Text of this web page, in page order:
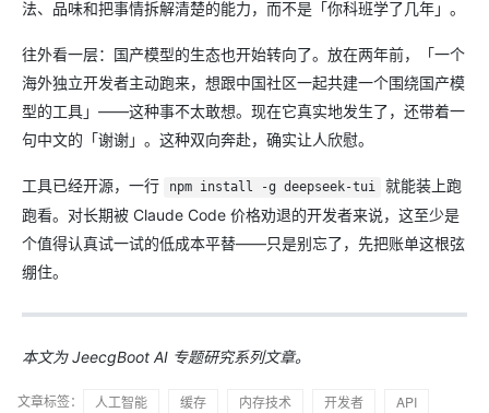
法、品味和把事情拆解清楚的能力，而不是「你科班学了几年」。
往外看一层：国产模型的生态也开始转向了。放在两年前，「一个
海外独立开发者主动跑来，想跟中国社区一起共建一个围绕国产模
型的工具」——这种事不太敢想。现在它真实地发生了，还带着一
句中文的「谢谢」。这种双向奔赴，确实让人欣慰。
工具已经开源，一行 npm install -g deepseek-tui
就能装上跑
跑看。对长期被 Claude Code 价格劝退的开发者来说，这至少是
个值得认真试一试的低成本平替——只是别忘了，先把账单这根弦
绷住。
本文为 JeecgBoot AI 专题研究系列文章。
文章标签： 人工智能 缓存 内存技术 开发者
API